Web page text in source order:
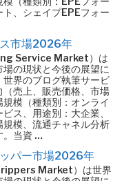
、シェイプEPEフォー
市場2026年
Service Market）は
の現状と今後の展望に
界のブログ執筆サービ
売上、販売価格、市場
模（種類別：オンライ
ス、用途別：大企業、
模、流通チャネル分析
。当資 …
パー市場2026年
Market）は世界